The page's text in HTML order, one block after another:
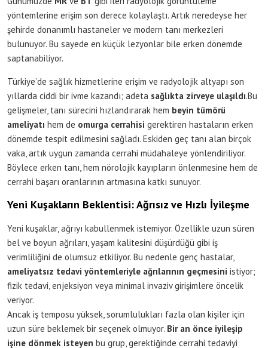
yöntemlerine erişim son derece kolaylaştı. Artık neredeyse her
şehirde donanımlı hastaneler ve modern tanı merkezleri
bulunuyor. Bu sayede en küçük lezyonlar bile erken dönemde
saptanabiliyor.
Türkiye’de sağlık hizmetlerine erişim ve radyolojik altyapı son
yıllarda ciddi bir ivme kazandı; adeta sağlıkta zirveye ulaşıldı.Bu
gelişmeler, tanı sürecini hızlandırarak hem beyin tümörü
ameliyatı hem de omurga cerrahisi gerektiren hastaların erken
dönemde tespit edilmesini sağladı. Eskiden geç tanı alan birçok
vaka, artık uygun zamanda cerrahi müdahaleye yönlendiriliyor.
Böylece erken tanı, hem nörolojik kayıpların önlenmesine hem de
cerrahi başarı oranlarının artmasına katkı sunuyor.
Yeni Kuşakların Beklentisi: Ağrısız ve Hızlı İyileşme
Yeni kuşaklar, ağrıyı kabullenmek istemiyor. Özellikle uzun süren
bel ve boyun ağrıları, yaşam kalitesini düşürdüğü gibi iş
verimliliğini de olumsuz etkiliyor. Bu nedenle genç hastalar,
ameliyatsız tedavi yöntemleriyle ağrılarının geçmesini istiyor;
fizik tedavi, enjeksiyon veya minimal invaziv girişimlere öncelik
veriyor.
Ancak iş temposu yüksek, sorumlulukları fazla olan kişiler için
uzun süre beklemek bir seçenek olmuyor. Bir an önce iyileşip
işine dönmek isteyen bu grup, gerektiğinde cerrahi tedaviyi